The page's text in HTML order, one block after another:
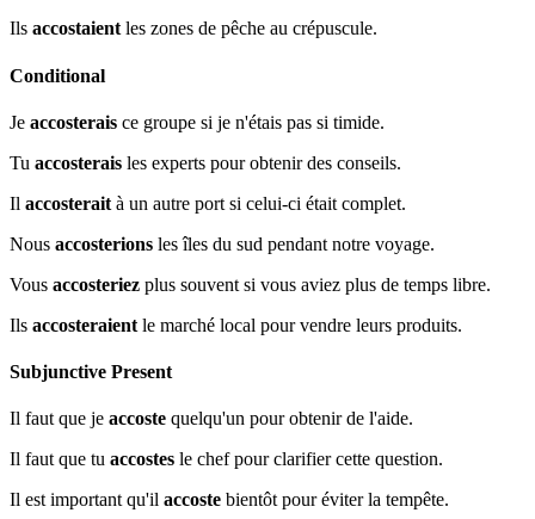
Ils accostaient les zones de pêche au crépuscule.
Conditional
Je accosterais ce groupe si je n'étais pas si timide.
Tu accosterais les experts pour obtenir des conseils.
Il accosterait à un autre port si celui-ci était complet.
Nous accosterions les îles du sud pendant notre voyage.
Vous accosteriez plus souvent si vous aviez plus de temps libre.
Ils accosteraient le marché local pour vendre leurs produits.
Subjunctive Present
Il faut que je accoste quelqu'un pour obtenir de l'aide.
Il faut que tu accostes le chef pour clarifier cette question.
Il est important qu'il accoste bientôt pour éviter la tempête.